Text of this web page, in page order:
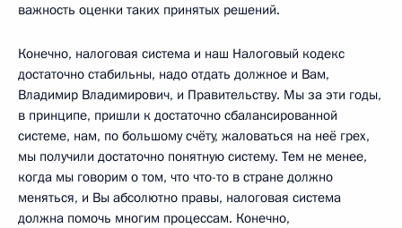
важность оценки таких принятых решений.
Конечно, налоговая система и наш Налоговый кодекс
достаточно стабильны, надо отдать должное и Вам,
Владимир Владимирович, и Правительству. Мы за эти годы,
в принципе, пришли к достаточно сбалансированной
системе, нам, по большому счёту, жаловаться на неё грех,
мы получили достаточно понятную систему. Тем не менее,
когда мы говорим о том, что что-то в стране должно
меняться, и Вы абсолютно правы, налоговая система
должна помочь многим процессам. Конечно,